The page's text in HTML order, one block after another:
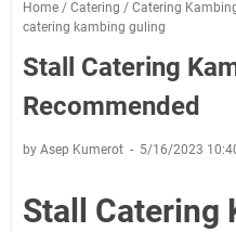
Home / Catering / Catering
catering kambing guling
Stall Catering
Recommended
by Asep Kumerot 5/16/2023
Stall Catering